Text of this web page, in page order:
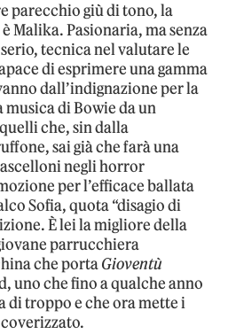
parecchio giù di tono, la
Malika. Pasionaria, ma senza
tecnica nel valutare le
di esprimere una gamma
dall’indignazione per la
di Bowie da un
che, sin dalla
sai già che farà una
negli horror
per l’efficace ballata
Sofia, quota “disagio di
È lei la migliore della
parrucchiera
che portaGioventù
uno che fino a qualche anno
di troppo e che ora mette i